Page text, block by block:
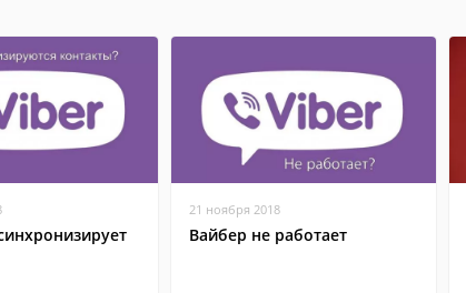
21 ноября 2018
Вайбер не работает